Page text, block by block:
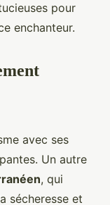
pour
enchanteur.
avec ses
Un autre
, qui
sécheresse et